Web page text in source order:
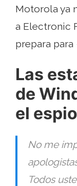
Motorola ya
a Electronic
prepara para
Las
de
el
No me
Todos